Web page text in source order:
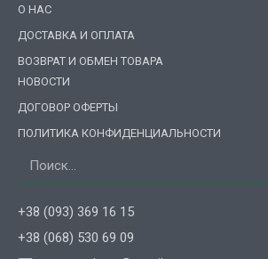
О НАС
ДОСТАВКА И ОПЛАТА
ВОЗВРАТ И ОБМЕН ТОВАРА
НОВОСТИ
ДОГОВОР ОФЕРТЫ
ПОЛИТИКА КОНФИДЕНЦИАЛЬНОСТИ
Поиск
+38 (093) 369 16 15
+38 (068) 530 69 09